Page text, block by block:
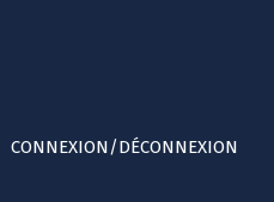
CONNEXION/DÉCONNEXION